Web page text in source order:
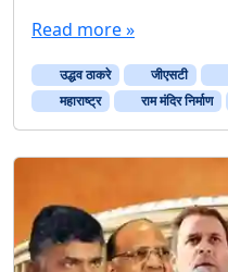
Read more »
उद्धव ठाकरे जीएसटी
महाराष्ट्र
राम मंदिर निर्माण